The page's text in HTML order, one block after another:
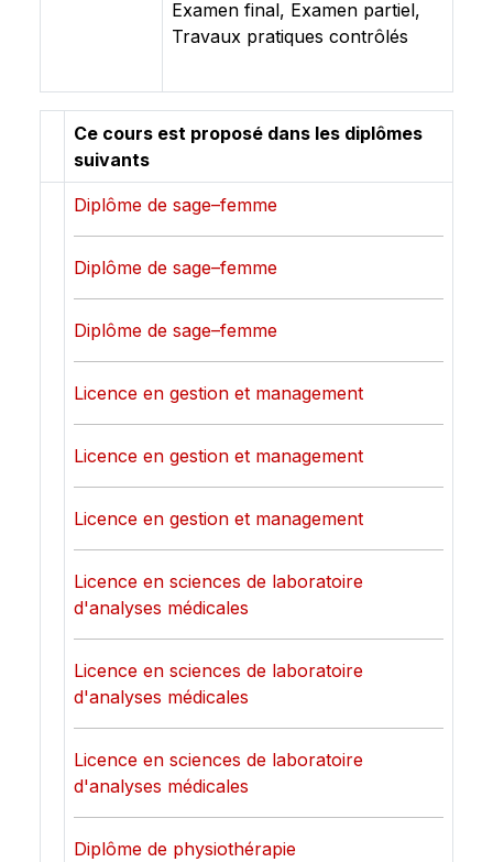
Examen final, Examen partiel,
Travaux pratiques contrôlés
Ce cours est proposé dans les diplômes
suivants
Diplôme de sage–femme
Diplôme de sage–femme
Diplôme de sage–femme
Licence en gestion et management
Licence en gestion et management
Licence en gestion et management
Licence en sciences de laboratoire
d'analyses médicales
Licence en sciences de laboratoire
d'analyses médicales
Licence en sciences de laboratoire
d'analyses médicales
Diplôme de physiothérapie